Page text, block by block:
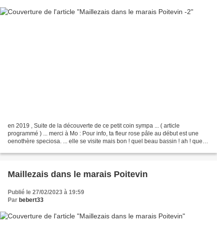
en 2019 , Suite de la découverte de ce petit coin sympa ... ( article
programmé ) ... merci à Mo : Pour info, ta fleur rose pâle au début est une
oenothère speciosa. ... elle se visite mais bon ! quel beau bassin ! ah ! quels
Maillezais dans le marais Poitevin
Publié le 27/02/2023 à 19:59
Par bebert33